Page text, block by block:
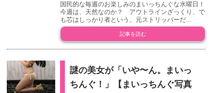
国民的な毎週のお楽しみのまいっちんぐな水曜日！
今週は、天然なのか？ アウトラインざっくり、で
も芯はしっかり者という、元ストリッパーだ...
記事を読む
謎の美女が「いや〜ん。まいっ
ちんぐ！」【まいっちんぐ写真